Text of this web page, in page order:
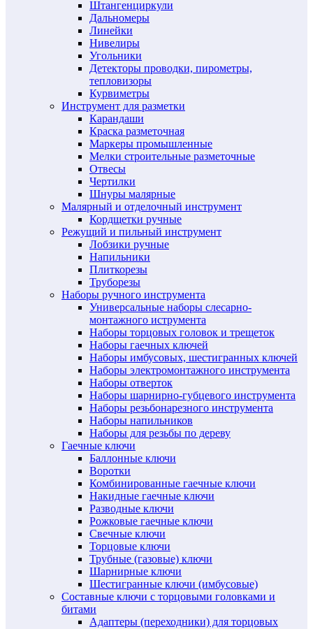
Штангенциркули
Дальномеры
Линейки
Нивелиры
Угольники
Детекторы проводки, пирометры,
тепловизоры
Курвиметры
Инструмент для разметки
Карандаши
Краска разметочная
Маркеры промышленные
Мелки строительные разметочные
Отвесы
Чертилки
Шнуры малярные
Малярный и отделочный инструмент
Кордщетки ручные
Режущий и пильный инструмент
Лобзики ручные
Напильники
Плиткорезы
Труборезы
Наборы ручного инструмента
Универсальные наборы слесарно-
монтажного иструмента
Наборы торцовых головок и трещеток
Наборы гаечных ключей
Наборы имбусовых, шестигранных ключей
Наборы электромонтажного инструмента
Наборы отверток
Наборы шарнирно-губцевого инструмента
Наборы резьбонарезного инструмента
Наборы напильников
Наборы для резьбы по дереву
Гаечные ключи
Баллонные ключи
Воротки
Комбинированные гаечные ключи
Накидные гаечные ключи
Разводные ключи
Рожковые гаечные ключи
Свечные ключи
Торцовые ключи
Трубные (газовые) ключи
Шарнирные ключи
Шестигранные ключи (имбусовые)
Составные ключи с торцовыми головками и
битами
Адаптеры (переходники) для торцовых